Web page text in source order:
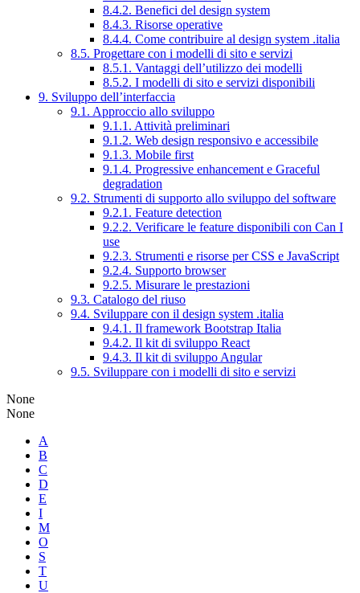
8.4.2. Benefici del design system
8.4.3. Risorse operative
8.4.4. Come contribuire al design system .italia
8.5. Progettare con i modelli di sito e servizi
8.5.1. Vantaggi dell’utilizzo dei modelli
8.5.2. I modelli di sito e servizi disponibili
9. Sviluppo dell’interfaccia
9.1. Approccio allo sviluppo
9.1.1. Attività preliminari
9.1.2. Web design responsivo e accessibile
9.1.3. Mobile first
9.1.4. Progressive enhancement e Graceful
degradation
9.2. Strumenti di supporto allo sviluppo del software
9.2.1. Feature detection
9.2.2. Verificare le feature disponibili con Can I
use
9.2.3. Strumenti e risorse per CSS e JavaScript
9.2.4. Supporto browser
9.2.5. Misurare le prestazioni
9.3. Catalogo del riuso
9.4. Sviluppare con il design system .italia
9.4.1. Il framework Bootstrap Italia
9.4.2. Il kit di sviluppo React
9.4.3. Il kit di sviluppo Angular
9.5. Sviluppare con i modelli di sito e servizi
None
None
A
B
C
D
E
I
M
O
S
T
U